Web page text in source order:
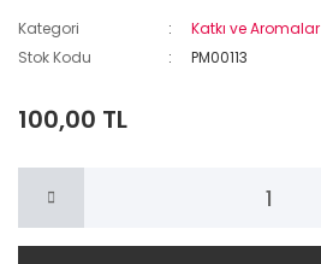
Kategori
Katkı ve Aromalar
Stok Kodu
PM00113
100,00 TL